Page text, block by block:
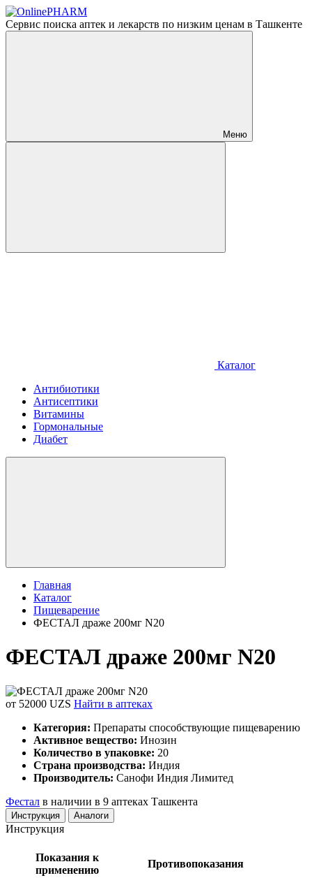
Сервис поиска аптек и лекарств по низким ценам в Ташкенте
Меню
Каталог
Антибиотики
Антисептики
Витамины
Гормональные
Диабет
Главная
Каталог
Пищеварение
ФЕСТАЛ драже 200мг N20
ФЕСТАЛ драже 200мг N20
от 52000 UZS Найти в аптеках
Категория: Препараты способствующие пищеварению
Активное вещество: Инозин
Количество в упаковке: 20
Страна производства: Индия
Производитель: Санофи Индия Лимитед
Фестал в наличии в 9 аптеках Ташкента
Инструкция Аналоги
Инструкция
Показания к
применению
Противопоказания